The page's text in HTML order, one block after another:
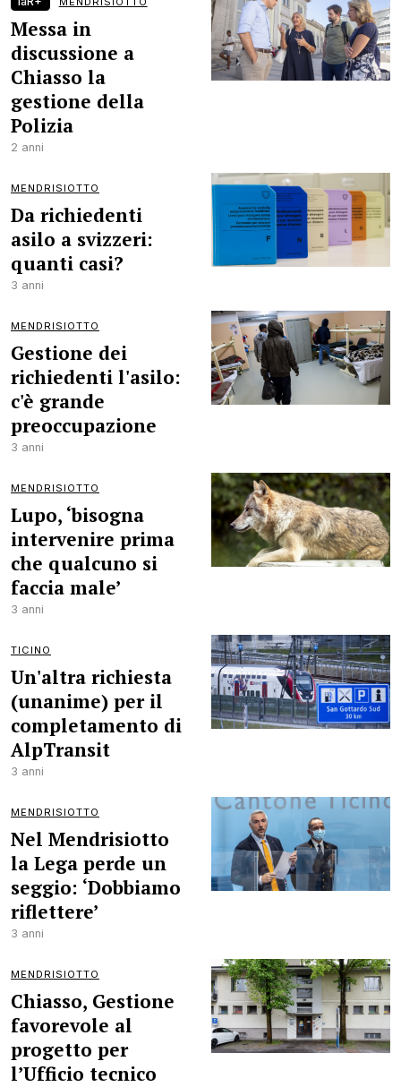
Messa in
discussione a
Chiasso la
gestione della
Polizia
2 anni
MENDRISIOTTO
Da richiedenti
asilo a svizzeri:
quanti casi?
3 anni
MENDRISIOTTO
Gestione dei
richiedenti l'asilo:
c'è grande
preoccupazione
3 anni
MENDRISIOTTO
Lupo, ‘bisogna
intervenire prima
che qualcuno si
faccia male’
3 anni
TICINO
Un'altra richiesta
(unanime) per il
completamento di
AlpTransit
3 anni
MENDRISIOTTO
Nel Mendrisiotto
la Lega perde un
seggio: ‘Dobbiamo
riflettere’
3 anni
MENDRISIOTTO
Chiasso, Gestione
favorevole al
progetto per
l’Ufficio tecnico